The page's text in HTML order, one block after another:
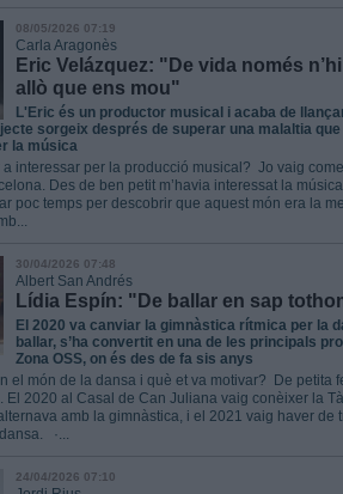
08/05/2026 07:19
Carla Aragonès
Eric Velázquez: "De vida només
allò que ens mou"
L'Eric és un productor musical i acaba de
sorgeix després de superar una malaltia
la música
interessar per la producció musical? Jo vaig
Des de ben petit m’havia interessat la
poc temps per descobrir que aquest món era la
30/04/2026 07:48
Albert San Andrés
Lídia Espín: "De ballar en sap
El 2020 va canviar la gimnàstica rítmica per la
ballar, s’ha convertit en una de les principals
Zona OSS, on és des de fa sis anys
el món de la dansa i què et va motivar? De petita
El 2020 al Casal de Can Juliana vaig conèixer la
amb la gimnàstica, i el 2021 vaig haver de
·...
24/04/2026 07:10